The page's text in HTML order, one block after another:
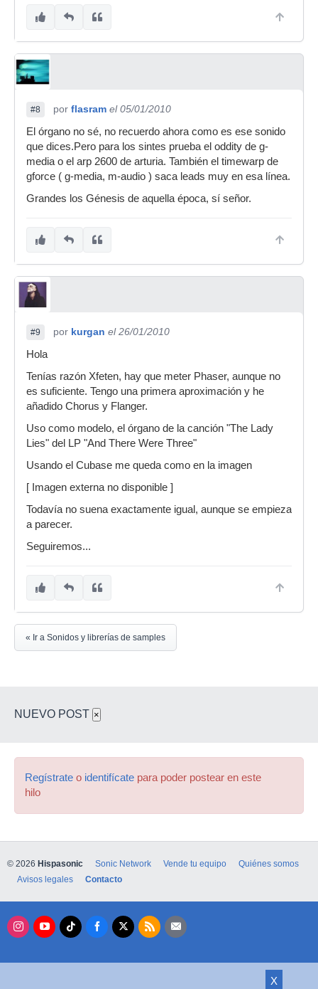
#8 por flasram el 05/01/2010
El órgano no sé, no recuerdo ahora como es ese sonido
que dices.Pero para los sintes prueba el oddity de g-
media o el arp 2600 de arturia. También el timewarp de
gforce ( g-media, m-audio ) saca leads muy en esa línea.
Grandes los Génesis de aquella época, sí señor.
#9 por kurgan el 26/01/2010
Hola
Tenías razón Xfeten, hay que meter Phaser, aunque no
es suficiente. Tengo una primera aproximación y he
añadido Chorus y Flanger.
Uso como modelo, el órgano de la canción "The Lady
Lies" del LP "And There Were Three"
Usando el Cubase me queda como en la imagen
[ Imagen externa no disponible ]
Todavía no suena exactamente igual, aunque se empieza
a parecer.
Seguiremos...
« Ir a Sonidos y librerías de samples
NUEVO POST ×
Regístrate o identifícate para poder postear en este
hilo
X
© 2026 Hispasonic Sonic Network Vende tu equipo
Quiénes somos
Avisos legales
Contacto